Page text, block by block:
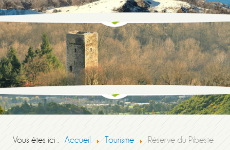
Vous êtes ici : Accueil Tourisme Réserve du Pibeste